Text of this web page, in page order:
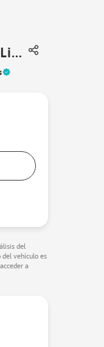
Renault Sandero 1.6 16v Life 2026
del
vehículo es
a